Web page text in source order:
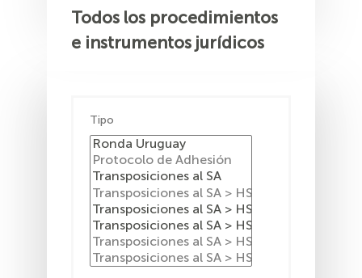
Todos los procedimientos
e instrumentos jurídicos
Tipo